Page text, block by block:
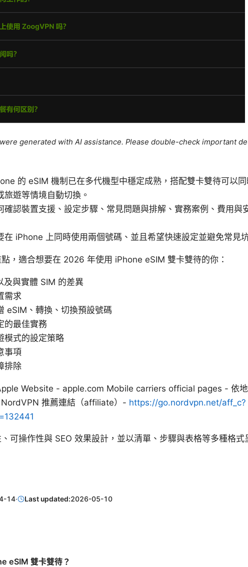
generated with AI assistance. Please double-check important
的 eSIM 機制已在多代機型中穩定成熟，搭配雙卡雙待可以
旅遊等情境自動切換。
確認裝置支援、設定步驟、常見問題與排解、實務案例、費用與
在 iPhone 上同時使用兩個號碼、並且希望快速設定並避免常見
，適合想要在 2026 年使用 iPhone eSIM 雙卡雙待的你：
及與實體 SIM 的差異
需求
eSIM、轉換、切換預設號碼
的最佳實務
模式的設定策略
事項
排除
Website - apple.com Mobile carriers official pages - 依
推薦連結（affiliate）- https://go.nordvpn.net/aff_c?
可操作性與 SEO 效果設計，並以清單、步驟與表格等多種格式
14· Last updated:2026-05-10
eSIM 雙卡雙待？